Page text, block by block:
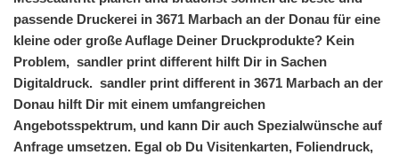
passende Druckerei in 3671 Marbach an der Donau für eine
kleine oder große Auflage Deiner Druckprodukte? Kein
Problem, sandler print different hilft Dir in Sachen
Digitaldruck. sandler print different in 3671 Marbach an der
Donau hilft Dir mit einem umfangreichen
Angebotsspektrum, und kann Dir auch Spezialwünsche auf
Anfrage umsetzen. Egal ob Du Visitenkarten, Foliendruck,